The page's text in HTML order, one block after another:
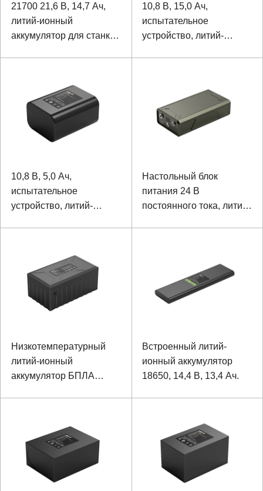
21700 21,6 В, 14,7 Ач,
литий-ионный
аккумулятор для станка
10,8 В, 15,0 Ач,
испытательное
устройство, литий-
10,8 В, 5,0 Ач,
испытательное
устройство, литий-
Настольный блок
питания 24 В
постоянного тока, литий-
Низкотемпературный
литий-ионный
аккумулятор БПЛА
Встроенный литий-
ионный аккумулятор
18650, 14,4 В, 13,4 Ач.